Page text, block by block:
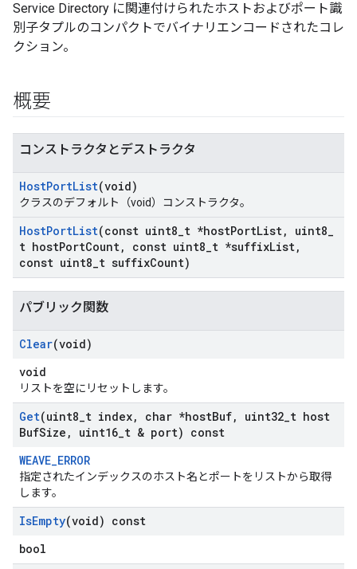
Service Directory に関連付けられたホストおよびポート識
別子タプルのコンパクトでバイナリエンコードされたコレ
クション。
概要
コンストラクタとデストラクタ
HostPortList(void)
クラスのデフォルト（void）コンストラクタ。
HostPortList(const uint8 t *hostPortList, uint8
t hostPortCount, const uint8 t *suffixList,
const uint8 t suffixCount)
パブリック関数
Clear(void)
void
リストを空にリセットします。
Get(uint8 t index, char *hostBuf, uint32 t host
BufSize , uint16 t & port) const
WEAVE_ERROR
指定されたインデックスのホスト名とポートをリストから取得
します。
IsEmpty(void) const
bool